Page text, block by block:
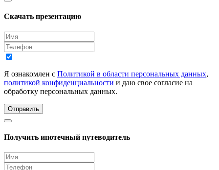
Скачать презентацию
Я ознакомлен с Политикой в области персональных данных,
политикой конфиденциальности и даю свое согласие на
обработку персональных данных.
Отправить
Получить ипотечный путеводитель